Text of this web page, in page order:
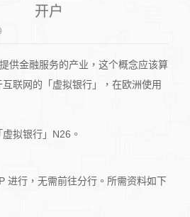
开户
供金融服务的产业，这个概念应该算
联网的「虚拟银行」，在欧洲使用
拟银行」N26。
进行，无需前往分行。所需资料如下